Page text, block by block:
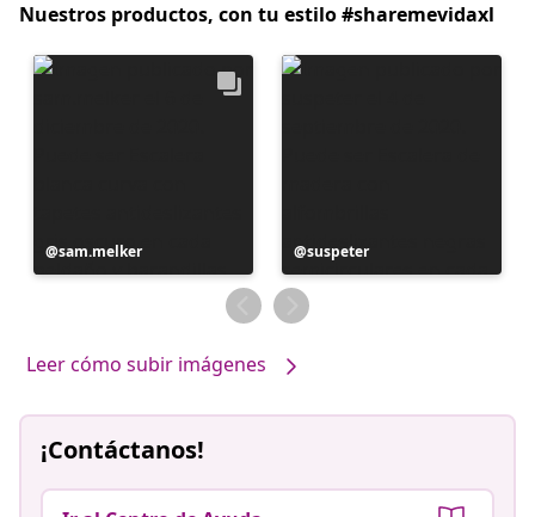
Nuestros productos, con tu estilo #sharemevidaxl
Publicación
realizada
sam.melker
Publicación
realizada
por
suspeter
Leer cómo subir imágenes
¡Contáctanos!